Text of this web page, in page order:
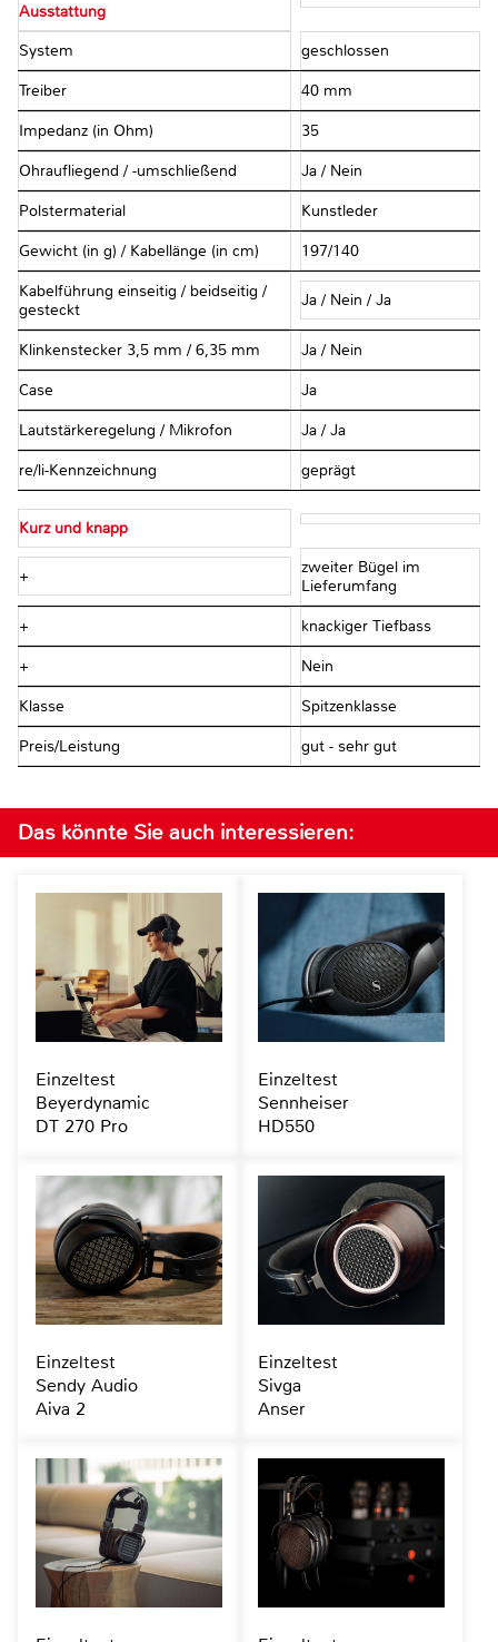
Ausstattung
System geschlossen
Treiber 40 mm
Impedanz (in Ohm) 35
Ohraufliegend / -umschließend Ja / Nein
Polstermaterial Kunstleder
Gewicht (in g) / Kabellänge (in cm) 197/140
Kabelführung einseitig / beidseitig /
gesteckt
Ja / Nein / Ja
Klinkenstecker 3,5 mm / 6,35 mm Ja / Nein
Case Ja
Lautstärkeregelung / Mikrofon Ja / Ja
re/li-Kennzeichnung geprägt
Kurz und knapp
+
zweiter Bügel im
Lieferumfang
+ knackiger Tiefbass
+ Nein
Klasse Spitzenklasse
Preis/Leistung gut - sehr gut
Das könnte Sie auch interessieren:
Einzeltest
Beyerdynamic
DT 270 Pro
Einzeltest
Sennheiser
HD550
Einzeltest
Sendy Audio
Aiva 2
Einzeltest
Sivga
Anser